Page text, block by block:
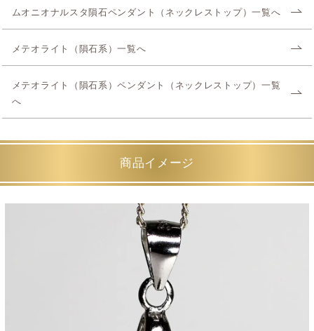
ムオニオナルスタ隕石ペンダント（ネックレストップ）一覧へ
メテオライト（隕石系）一覧へ
メテオライト（隕石系）ペンダント（ネックレストップ）一覧
へ
商品イメージ